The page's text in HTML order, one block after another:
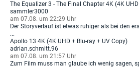
The Equalizer 3 - The Final Chapter 4K (4K
sammler3000
am 07.08. um 22:29 Uhr
Der Storyverlauf ist etwas ruhiger als bei den
...
Apollo 13 4K (4K UHD + Blu-ray + UV Copy)
adrian.schmitt.96
am 07.08. um 21:57 Uhr
Zum Film muss man glaube ich wenig sagen,